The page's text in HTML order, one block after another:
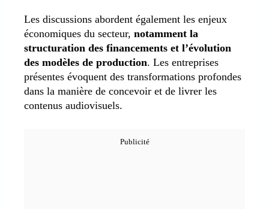
Les discussions abordent également les enjeux
économiques du secteur, notamment la
structuration des financements et l’évolution
des modèles de production. Les entreprises
présentes évoquent des transformations profondes
dans la manière de concevoir et de livrer les
contenus audiovisuels.